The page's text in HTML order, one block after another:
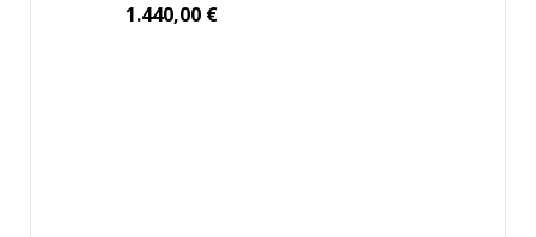
1.440,00 €